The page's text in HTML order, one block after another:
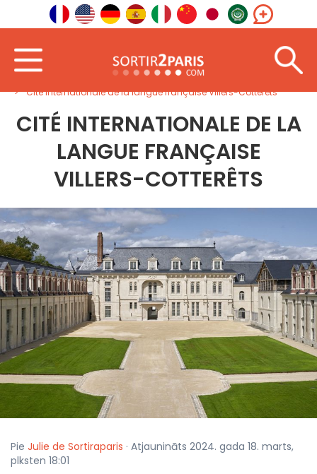
Cité internationale de la langue française Villers-Cotterêts
CITÉ INTERNATIONALE DE LA
LANGUE FRANÇAISE
VILLERS-COTTERÊTS
Pie Julie de Sortiraparis · Atjaunināts 2024. gada 18. marts,
plksten 18:01